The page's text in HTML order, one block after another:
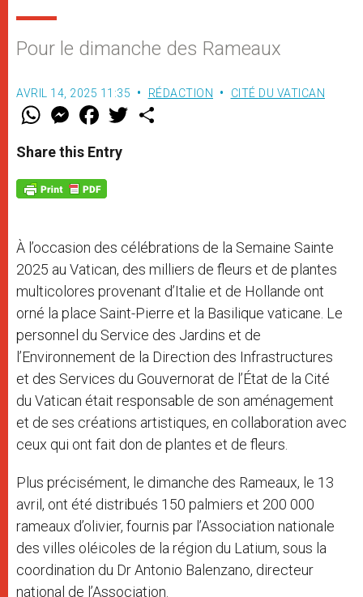
Pour le dimanche des Rameaux
AVRIL 14, 2025 11:35 RÉDACTION CITÉ DU VATICAN
W
t
s
p
p
M
e
s
e
g
e
F
a
e
b
o
k
w
Share this Entry
À l’occasion des célébrations de la Semaine Sainte
2025 au Vatican, des milliers de fleurs et de plantes
multicolores provenant d’Italie et de Hollande ont
orné la place Saint-Pierre et la Basilique vaticane. Le
personnel du Service des Jardins et de
l’Environnement de la Direction des Infrastructures
et des Services du Gouvernorat de l’État de la Cité
du Vatican était responsable de son aménagement
et de ses créations artistiques, en collaboration avec
ceux qui ont fait don de plantes et de fleurs.
Plus précisément, le dimanche des Rameaux, le 13
avril, ont été distribués 150 palmiers et 200 000
rameaux d’olivier, fournis par l’Association nationale
des villes oléicoles de la région du Latium, sous la
coordination du Dr Antonio Balenzano, directeur
national de l’Association.